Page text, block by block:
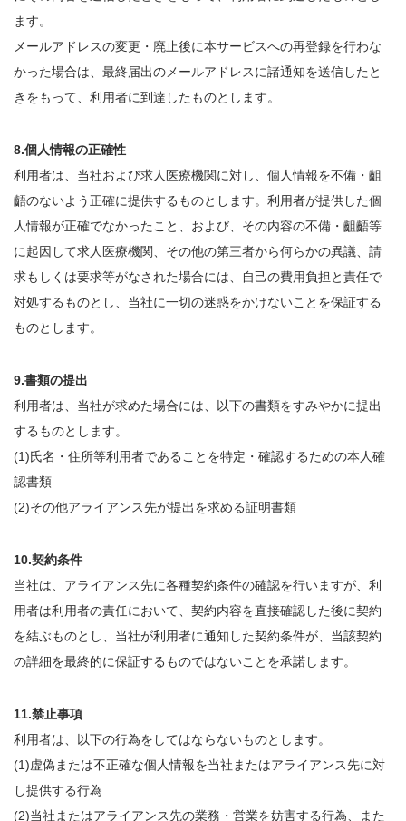
ます。
メールアドレスの変更・廃止後に本サービスへの再登録を行わな
かった場合は、最終届出のメールアドレスに諸通知を送信したと
きをもって、利用者に到達したものとします。
8.個人情報の正確性
利用者は、当社および求人医療機関に対し、個人情報を不備・齟
齬のないよう正確に提供するものとします。利用者が提供した個
人情報が正確でなかったこと、および、その内容の不備・齟齬等
に起因して求人医療機関、その他の第三者から何らかの異議、請
求もしくは要求等がなされた場合には、自己の費用負担と責任で
対処するものとし、当社に一切の迷惑をかけないことを保証する
ものとします。
9.書類の提出
利用者は、当社が求めた場合には、以下の書類をすみやかに提出
するものとします。
(1)氏名・住所等利用者であることを特定・確認するための本人確
認書類
(2)その他アライアンス先が提出を求める証明書類
10.契約条件
当社は、アライアンス先に各種契約条件の確認を行いますが、利
用者は利用者の責任において、契約内容を直接確認した後に契約
を結ぶものとし、当社が利用者に通知した契約条件が、当該契約
の詳細を最終的に保証するものではないことを承諾します。
11.禁止事項
利用者は、以下の行為をしてはならないものとします。
(1)虚偽または不正確な個人情報を当社またはアライアンス先に対
し提供する行為
(2)当社またはアライアンス先の業務・営業を妨害する行為、また